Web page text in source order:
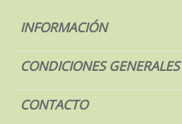
INFORMACIÓN
CONDICIONES GENERALES
CONTACTO